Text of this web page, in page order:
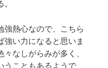
強熱心なので、こちら
強い力になると思いま
なしがらみが多く、
うこともあるようで